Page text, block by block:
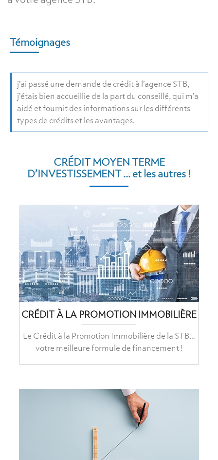
Témoignages
j’ai passé une demande de crédit à l’agence STB,
j’étais bien accueillie de la part du conseillé, qui m’a
aidé et fournit des informations sur les différents
types de crédits et les avantages.
CRÉDIT MOYEN TERME
D’INVESTISSEMENT ... et les autres !
CRÉDIT À LA PROMOTION IMMOBILIÈRE
Le Crédit à la Promotion Immobilière de la STB…
votre meilleure formule de financement !